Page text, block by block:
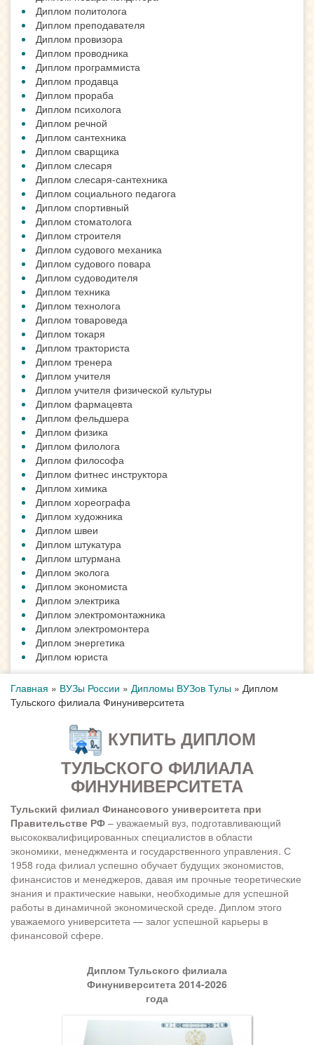
Диплом политолога
Диплом преподавателя
Диплом провизора
Диплом проводника
Диплом программиста
Диплом продавца
Диплом прораба
Диплом психолога
Диплом речной
Диплом сантехника
Диплом сварщика
Диплом слесаря
Диплом слесаря-сантехника
Диплом социального педагога
Диплом спортивный
Диплом стоматолога
Диплом строителя
Диплом судового механика
Диплом судового повара
Диплом судоводителя
Диплом техника
Диплом технолога
Диплом товароведа
Диплом токаря
Диплом тракториста
Диплом тренера
Диплом учителя
Диплом учителя физической культуры
Диплом фармацевта
Диплом фельдшера
Диплом физика
Диплом филолога
Диплом философа
Диплом фитнес инструктора
Диплом химика
Диплом хореографа
Диплом художника
Диплом швеи
Диплом штукатура
Диплом штурмана
Диплом эколога
Диплом экономиста
Диплом электрика
Диплом электромонтажника
Диплом электромонтера
Диплом энергетика
Диплом юриста
Главная » ВУЗы России » Дипломы ВУЗов Тулы » Диплом
Тульского филиала Финуниверситета
КУПИТЬ ДИПЛОМ
ТУЛЬСКОГО ФИЛИАЛА
ФИНУНИВЕРСИТЕТА
Тульский филиал Финансового университета при
Правительстве РФ – уважаемый вуз, подготавливающий
высококвалифицированных специалистов в области
экономики, менеджмента и государственного управления. С
1958 года филиал успешно обучает будущих экономистов,
финансистов и менеджеров, давая им прочные теоретические
знания и практические навыки, необходимые для успешной
работы в динамичной экономической среде. Диплом этого
уважаемого университета — залог успешной карьеры в
финансовой сфере.
Диплом Тульского филиала
Финуниверситета 2014-2026
года